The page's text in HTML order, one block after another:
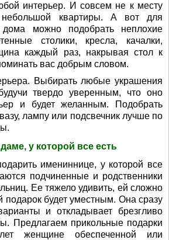
интерьер. И совсем не к месту
квартиры. А вот для
можно подобрать неплохие
столики, кресла, качалки,
каждый раз, накрывая стол к
вас добрым словом.
Выбирать любые украшения
твердо уверенным, что оно
и будет желанным. Подобрать
лампу или подсвечник лучше по
у которой все есть
имениннице, у которой все
подчиненные и родственники
Ее тяжело удивить, ей сложно
подарок будет уместным. Она сразу
и откладывает брезгливо
Предлагаем прикольные подарки
женщине обеспеченной или